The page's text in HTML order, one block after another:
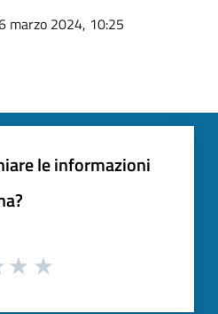
marzo 2024, 10:25
le informazioni